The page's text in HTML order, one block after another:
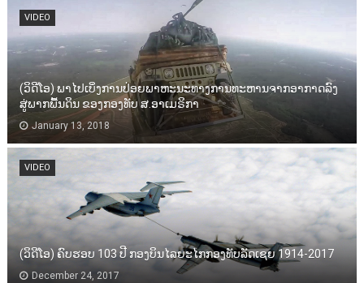
VIDEO
(ວິດີໂອ) ພາໄປເບິ່ງການປ່ອຍພາຫະນະທາງການທະຫານຈາກອາກາດລົງ
ສູ່ພາກພື້ນດິນ ຂອງກອງທັບ ສ.ອາເມຣິກາ
January 13, 2018
VIDEO
(ວິດີໂອ) ຄົບຮອບ 103 ປີ ກອງບິນໄລຍະໄກກອງທັບລັດເຊຍ 1914-2017
December 24, 2017